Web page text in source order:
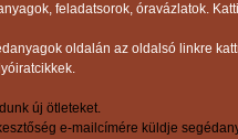
feladatsorok, óravázlatok.
oldalán az oldalsó linkre
új ötleteket.
e-mailcímére küldje